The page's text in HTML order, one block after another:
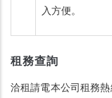
入方便。
租務查詢
洽租請電本公司租務